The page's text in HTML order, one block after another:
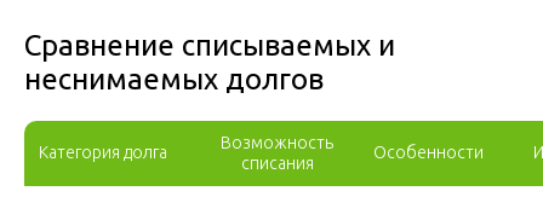
Сравнение списываемых и
неснимаемых долгов
Категория долга
Возможность
списания
Особенности